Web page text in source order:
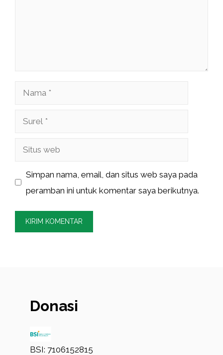
Nama
Surel
Situs
Simpan nama, email, dan situs web saya pada
peramban ini untuk komentar saya berikutnya.
Donasi
BSI: 7106152815